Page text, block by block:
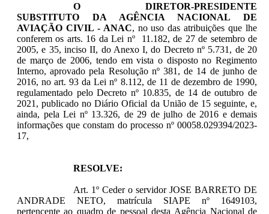
O DIRETOR-PRESIDENTE
SUBSTITUTO DA AGÊNCIA NACIONAL DE
AVIAÇÃO CIVIL - ANAC, no uso das atribuições que lhe
conferem os arts. 16 da Lei nº 11.182, de 27 de setembro de
2005, e 35, inciso II, do Anexo I, do Decreto nº 5.731, de 20
de março de 2006, tendo em vista o disposto no Regimento
Interno, aprovado pela Resolução nº 381, de 14 de junho de
2016, no art. 93 da Lei nº 8.112, de 11 de dezembro de 1990,
regulamentado pelo Decreto nº 10.835, de 14 de outubro de
2021, publicado no Diário Oficial da União de 15 seguinte, e,
ainda, pela Lei nº 13.326, de 29 de julho de 2016 e demais
informações que constam do processo nº 00058.029394/2023-
17,
RESOLVE:
Art. 1º Ceder o servidor JOSE BARRETO DE
ANDRADE NETO, matrícula SIAPE nº 1649103,
pertencente ao quadro de pessoal desta Agência Nacional de